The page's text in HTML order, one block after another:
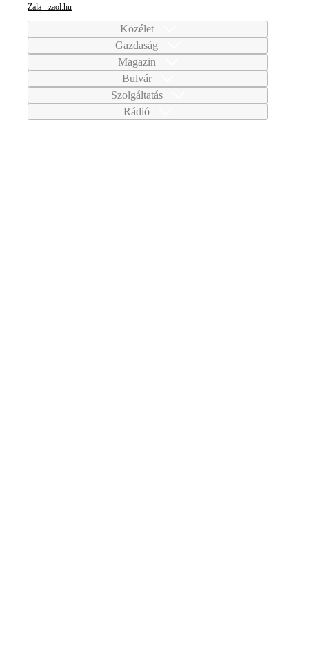
Zala - zaol.hu
Közélet
Gazdaság
Magazin
Bulvár
Szolgáltatás
Rádió